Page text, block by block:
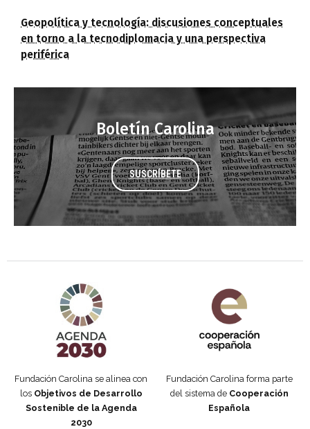
Geopolítica y tecnología: discusiones conceptuales
en torno a la tecnodiplomacia y una perspectiva
periférica
Boletín Carolina
SUSCRÍBETE
Fundación Carolina se alinea con
los Objetivos de Desarrollo
Sostenible de la Agenda
2030
Fundación Carolina forma parte
del sistema de Cooperación
Española